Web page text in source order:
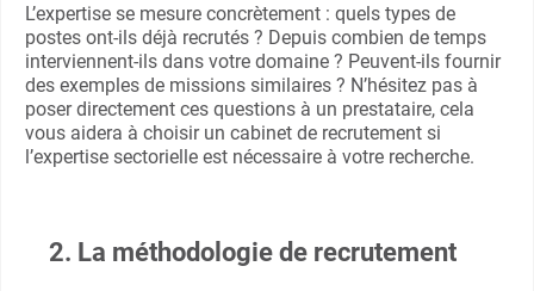
L’expertise se mesure concrètement : quels types de
postes ont-ils déjà recrutés ? Depuis combien de temps
interviennent-ils dans votre domaine ? Peuvent-ils fournir
des exemples de missions similaires ? N’hésitez pas à
poser directement ces questions à un prestataire, cela
vous aidera à choisir un cabinet de recrutement si
l’expertise sectorielle est nécessaire à votre recherche.
2. La méthodologie de recrutement